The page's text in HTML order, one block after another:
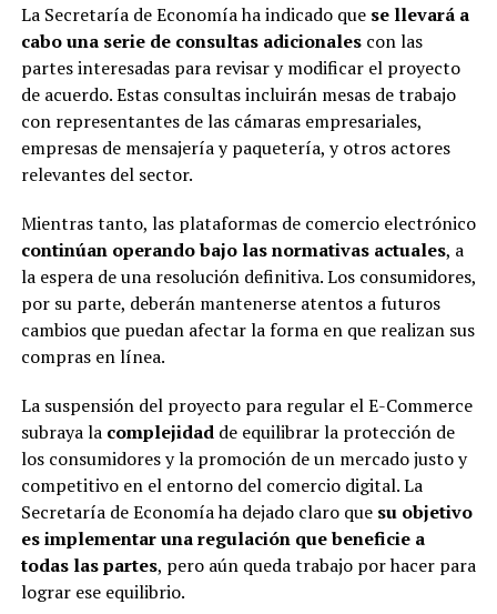
La Secretaría de Economía ha indicado quese llevará a
cabo una serie de consultas adicionalescon las
partes interesadas para revisar y modificar el proyecto
de acuerdo. Estas consultas incluirán mesas de trabajo
con representantes de las cámaras empresariales,
empresas de mensajería y paquetería, y otros actores
relevantes del sector.
Mientras tanto, las plataformas de comercio electrónico
continúan operando bajo las normativas actuales, a
la espera de una resolución definitiva. Los consumidores,
por su parte, deberán mantenerse atentos a futuros
cambios que puedan afectar la forma en que realizan sus
compras en línea.
La suspensión del proyecto para regular el E-Commerce
subraya la complejidadde equilibrar la protección de
los consumidores y la promoción de un mercado justo y
competitivo en el entorno del comercio digital. La
Secretaría de Economía ha dejado claro que su objetivo
es implementar una regulación que beneficie a
todas las partes, pero aún queda trabajo por hacer para
lograr ese equilibrio.